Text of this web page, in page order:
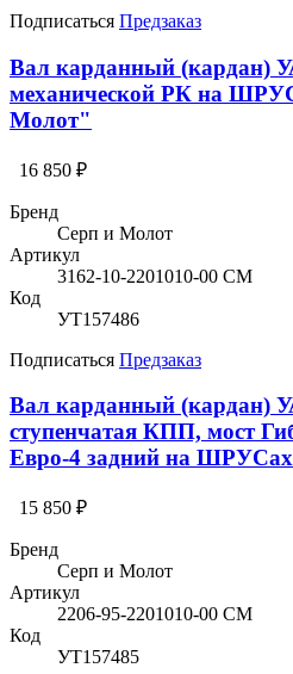
Подписаться Предзаказ
Вал карданный (кардан)
механической РК на
Молот"
16 850 ₽
Бренд
Серп и Молот
Артикул
3162-10-2201010-00 СМ
Код
УТ157486
Подписаться Предзаказ
Вал карданный (кардан)
ступенчатая КПП, мост
Евро-4 задний на
15 850 ₽
Бренд
Серп и Молот
Артикул
2206-95-2201010-00 СМ
Код
УТ157485